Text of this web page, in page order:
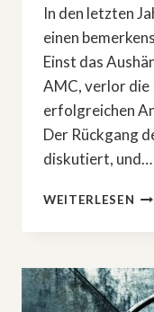
In den letzten
einen
Einst das
AMC, verlor die
erfolgreichen
Der Rückgang
diskutiert, und…
WEITERLESEN